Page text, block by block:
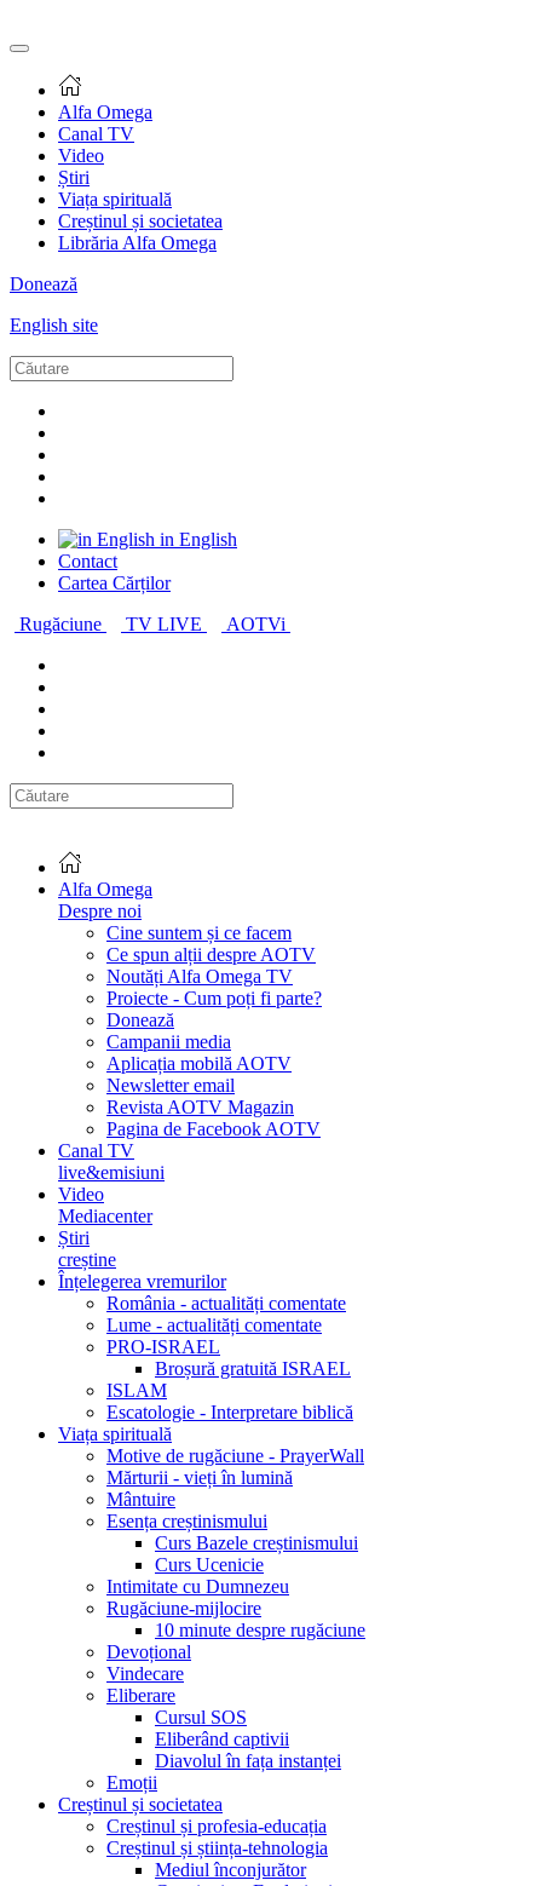
Alfa Omega
Canal TV
Video
Știri
Viața spirituală
Creștinul și societatea
Librăria Alfa Omega
Donează
English site
in English
Contact
Cartea Cărților
Rugăciune
TV LIVE AOTVi
Alfa Omega
Despre noi
Cine suntem și ce facem
Ce spun alții despre AOTV
Noutăți Alfa Omega TV
Proiecte - Cum poți fi parte?
Donează
Campanii media
Aplicația mobilă AOTV
Newsletter email
Revista AOTV Magazin
Pagina de Facebook AOTV
Canal TV
live&emisiuni
Video
Mediacenter
Știri
creștine
Înțelegerea vremurilor
România - actualități comentate
Lume - actualități comentate
PRO-ISRAEL
Broșură gratuită ISRAEL
ISLAM
Escatologie - Interpretare biblică
Viața spirituală
Motive de rugăciune - PrayerWall
Mărturii - vieți în lumină
Mântuire
Esența creștinismului
Curs Bazele creștinismului
Curs Ucenicie
Intimitate cu Dumnezeu
Rugăciune-mijlocire
10 minute despre rugăciune
Devoțional
Vindecare
Eliberare
Cursul SOS
Eliberând captivii
Diavolul în fața instanței
Emoții
Creștinul și societatea
Creștinul și profesia-educația
Creștinul și știința-tehnologia
Mediul înconjurător